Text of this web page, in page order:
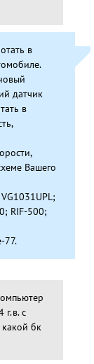
в
датчик
в
Вашего
RIF-500;
77.
г.в. с
какой бк